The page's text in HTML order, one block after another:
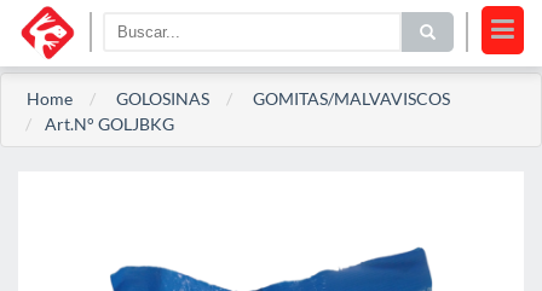
Home GOLOSINAS
GOMITAS/MALVAVISCOS
Art.N° GOLJBKG